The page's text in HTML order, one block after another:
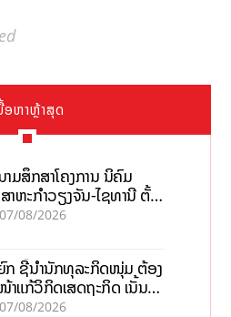
ອຫາຫຼ້າສຸດ
າມສຶກສາໂຄງການ ນິຄົມ
າຫະກຳວຽງຈັນ-ໄຊທານີ ຕັ້ງ
ງທຶນ 150 ລ້ານໂດລາ, ສ້າງ
07/08/2026
ກ ຊີ້ນຳນັກທຸລະກິດໜຸ່ມ ຕ້ອງ
າແກ້ວິກິດເສດຖະກິດ ເນັ້ນດຶງ
າກົນ, ຫັນສູ່ດິຈິຕອນ
07/08/2026